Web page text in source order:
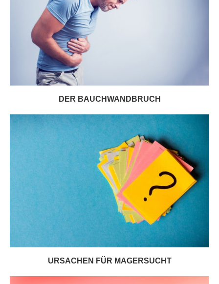
DER BAUCHWANDBRUCH
URSACHEN FÜR MAGERSUCHT